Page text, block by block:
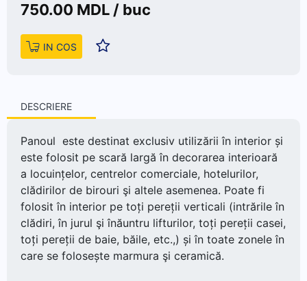
750.00 MDL / buc
IN COS
DESCRIERE
Panoul este destinat exclusiv utilizării în interior și
este folosit pe scară largă în decorarea interioară
a locuințelor, centrelor comerciale, hotelurilor,
clădirilor de birouri şi altele asemenea. Poate fi
folosit în interior pe toți pereții verticali (intrările în
clădiri, în jurul şi înăuntru lifturilor, toți pereții casei,
toți pereții de baie, băile, etc.,) și în toate zonele în
care se folosește marmura şi ceramică.